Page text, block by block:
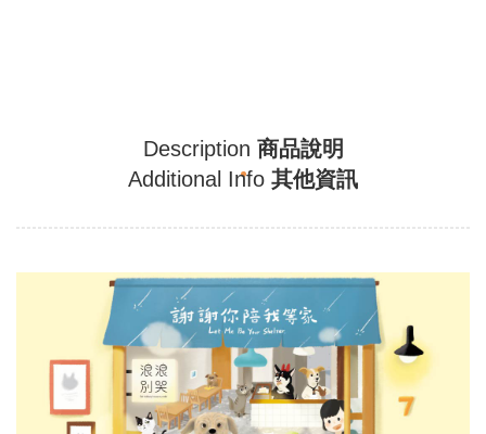
Description 商品說明
Additional Info 其他資訊